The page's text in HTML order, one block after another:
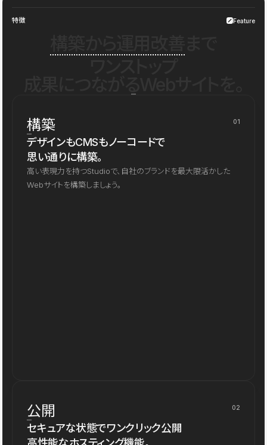
特徴 Feature
構築 01
デザインもCMSもノーコードで
思い通りに構築。
高い表現力を持つStudioで、自社のブランドを最大限活かした
Webサイトを構築しましょう。
公開 02
セキュアな状態でワンクリック公開